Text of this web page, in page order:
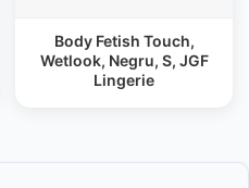
Body Fetish Touch,
Wetlook, Negru, S, JGF
Lingerie